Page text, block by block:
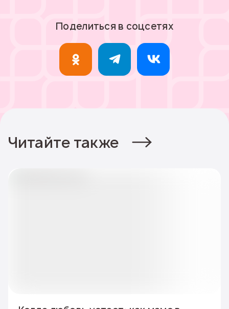
Поделиться в соцсетях
Читайте также